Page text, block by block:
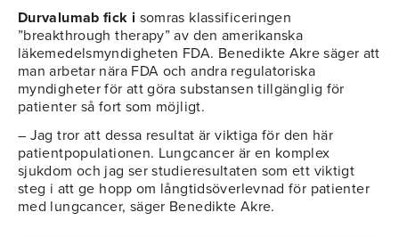
Durvalumab fick i somras klassificeringen
”breakthrough therapy” av den amerikanska
läkemedelsmyndigheten FDA. Benedikte Akre säger att
man arbetar nära FDA och andra regulatoriska
myndigheter för att göra substansen tillgänglig för
patienter så fort som möjligt.
– Jag tror att dessa resultat är viktiga för den här
patientpopulationen. Lungcancer är en komplex
sjukdom och jag ser studieresultaten som ett viktigt
steg i att ge hopp om långtidsöverlevnad för patienter
med lungcancer, säger Benedikte Akre.